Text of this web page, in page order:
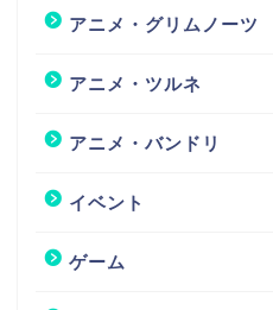
アニメ・グリムノーツ
アニメ・ツルネ
アニメ・バンドリ
イベント
ゲーム